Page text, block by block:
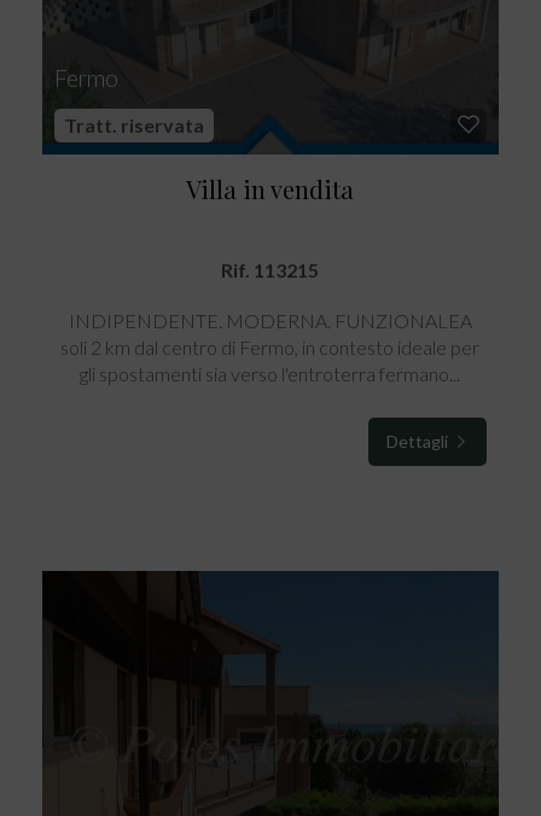
Fermo
Tratt. riservata
Villa in vendita
Rif. 113215
INDIPENDENTE. MODERNA. FUNZIONALEA
soli 2 km dal centro di Fermo, in contesto ideale per
gli spostamenti sia verso l'entroterra fermano...
Dettagli